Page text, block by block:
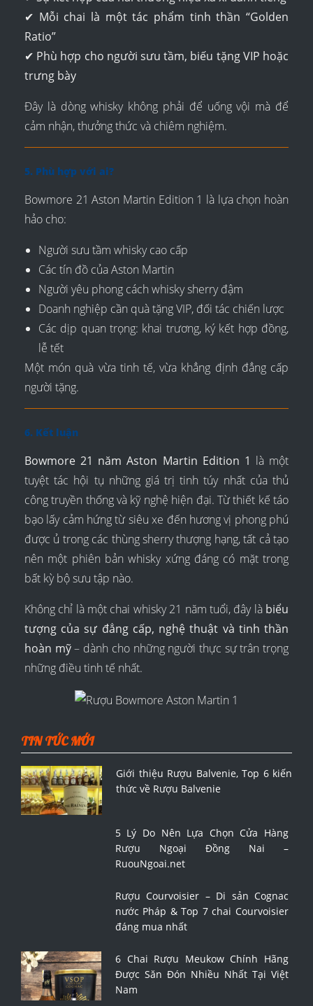
✔ Mỗi chai là một tác phẩm tinh thần “Golden
Ratio”
✔ Phù hợp cho người sưu tầm, biếu tặng VIP hoặc
trưng bày
Đây là dòng whisky không phải để uống vội mà để
cảm nhận, thưởng thức và chiêm nghiệm.
5. Phù hợp với ai?
Bowmore 21 Aston Martin Edition 1 là lựa chọn hoàn
hảo cho:
Người sưu tầm whisky cao cấp
Các tín đồ của Aston Martin
Người yêu phong cách whisky sherry đậm
Doanh nghiệp cần quà tặng VIP, đối tác chiến lược
Các dịp quan trọng: khai trương, ký kết hợp đồng,
lễ tết
Một món quà vừa tinh tế, vừa khẳng định đẳng cấp
người tặng.
6. Kết luận
Bowmore 21 năm Aston Martin Edition 1 là một
tuyệt tác hội tụ những giá trị tinh túy nhất của thủ
công truyền thống và kỹ nghệ hiện đại. Từ thiết kế táo
bạo lấy cảm hứng từ siêu xe đến hương vị phong phú
được ủ trong các thùng sherry thượng hạng, tất cả tạo
nên một phiên bản whisky xứng đáng có mặt trong
bất kỳ bộ sưu tập nào.
Không chỉ là một chai whisky 21 năm tuổi, đây là biểu
tượng của sự đẳng cấp, nghệ thuật và tinh thần
hoàn mỹ– dành cho những người thực sự trân trọng
những điều tinh tế nhất.
TIN TỨC MỚI
Giới thiệu Rượu Balvenie, Top 6 kiến
thức về Rượu Balvenie
5 Lý Do Nên Lựa Chọn Cửa Hàng
Rượu Ngoại Đồng Nai –
RuouNgoai.net
Rượu Courvoisier – Di sản Cognac
nước Pháp & Top 7 chai Courvoisier
đáng mua nhất
6 Chai Rượu Meukow Chính Hãng
Được Săn Đón Nhiều Nhất Tại Việt
Nam